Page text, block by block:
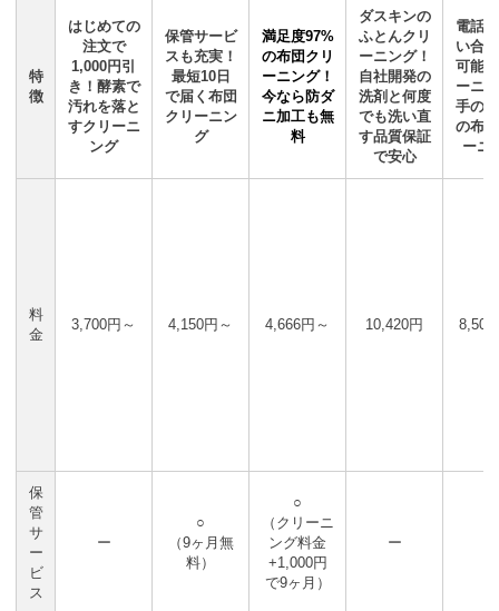
特
徴
はじめての
注文で
1,000円引
き！酵素で
汚れを落と
すクリーニ
ング
保管サービ
スも充実！
最短10日
で届く布団
クリーニン
グ
満足度97%
の布団クリ
ーニング！
今なら防ダ
ニ加工も無
料
ダスキンの
ふとんクリ
ーニング！
自社開発の
洗剤と何度
でも洗い直
す品質保証
で安心
電話
い合
可能
ーニ
手の
の布
ーニ
料
金
3,700円～ 4,150円～ 4,666円～ 10,420円 8,500
保
管
サ
ー
ビ
ス
ー
○
（9ヶ月無
料）
○
（クリーニ
ング料金
+1,000円
で9ヶ月）
ー